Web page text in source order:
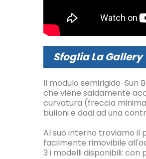
Sfoglia La Gallery
Il modulo semirigido Sun
che viene saldamente
curvatura (freccia
bulloni e dadi ad una
Al suo interno troviamo il
facilmente rimovibile
3 i modelli disponibili: con